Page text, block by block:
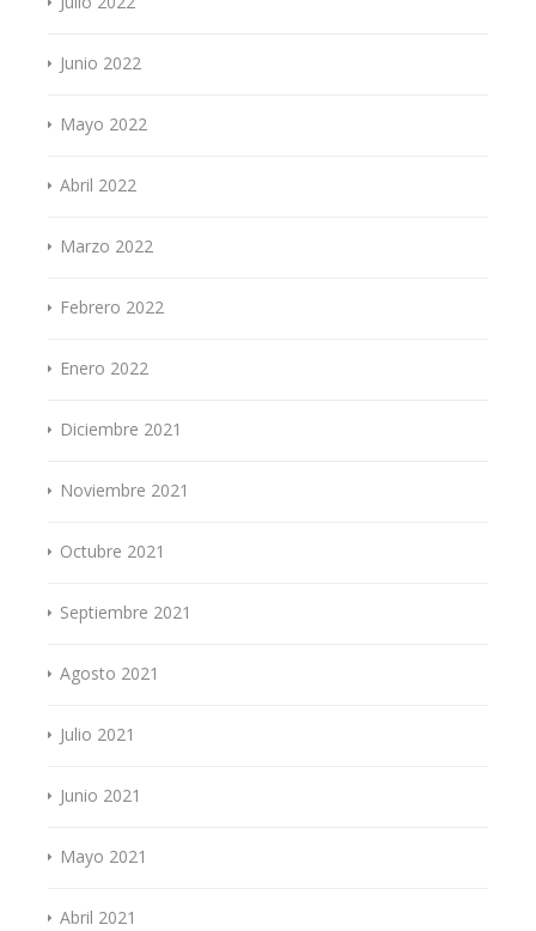
Junio 2022
Mayo 2022
Abril 2022
Marzo 2022
Febrero 2022
Enero 2022
Diciembre 2021
Noviembre 2021
Octubre 2021
Septiembre 2021
Agosto 2021
Julio 2021
Junio 2021
Mayo 2021
Abril 2021